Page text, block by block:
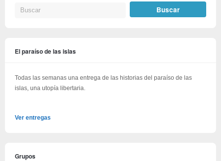
El paraíso de las islas
Todas las semanas una entrega de las historias del paraíso de las
islas, una utopía libertaria.
Ver entregas
Grupos